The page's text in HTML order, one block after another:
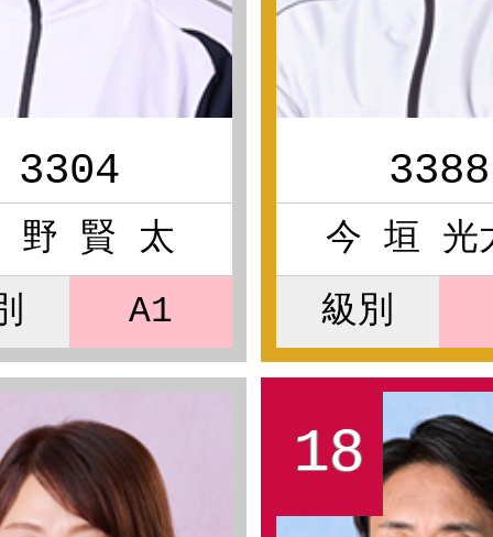
3304
野 賢 太
A1
3388
今 垣 光
級別
18